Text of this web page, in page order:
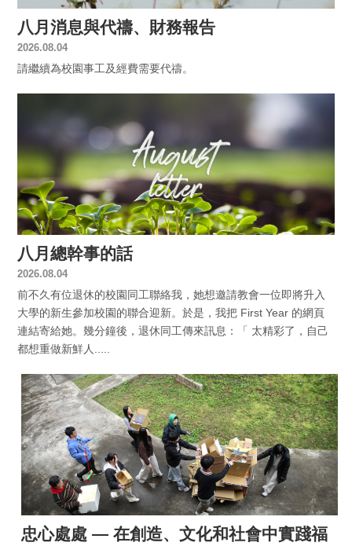
八月消息與代禱、財務報告
2026.08.04
請繼續為校園事工及經費需要代禱。
八月總幹事的話
2026.08.04
前不久有位退休的校園同工聯絡我，她想邀請教會一位即將升入
大學的新生參加校園的聯合迎新。於是，我把 First Year 的網頁
連結寄給她。幾分鐘後，退休同工傳來訊息：「 太精彩了，自己
都想重做新鮮人.....
忠心處處 — 在創造、文化和社會中實踐福